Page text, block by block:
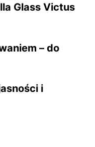
Glass Victus
– do
i